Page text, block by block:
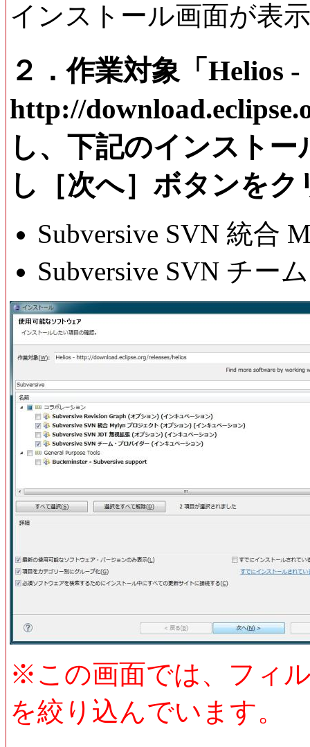
インストール画面が表
２．作業対象「Helios -
http://
し、下記のインスト
し［次へ］ボタンを
Subversive SVN 統合
Subversive SVN チー
※この画面では、フィ
を絞り込んでいます。